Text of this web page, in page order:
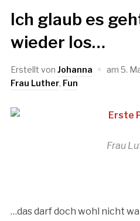
Ich glaub es
wieder los…
Erstellt von Johanna am 5.
Frau Luther, Fun
Frau
…das darf doch wohl nicht